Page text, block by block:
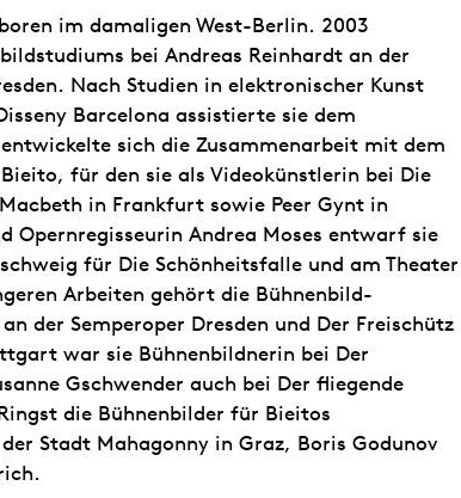
im damaligen West-Berlin. 2003
bei Andreas Reinhardt an der
Nach Studien in elektronischer Kunst
Barcelona assistierte sie dem
sich die Zusammenarbeit mit dem
für den sie als Videokünstlerin bei Die
in Frankfurt sowie Peer Gynt in
Opernregisseurin Andrea Moses entwarf sie
für Die Schönheitsfalle und am Theater
Arbeiten gehört die Bühnenbild-
der Semperoper Dresden und Der Freischütz
war sie Bühnenbildnerin bei Der
Gschwender auch bei Der fliegende
die Bühnenbilder für Bieitos
Stadt Mahagonny in Graz, Boris Godunov